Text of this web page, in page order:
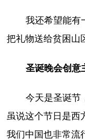
我还希望能有
把礼物送给贫困山
圣诞晚会创意
今天是圣诞节
虽说这个节日是西
我们中国也非常流